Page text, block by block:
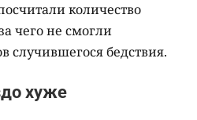
количество
чего не смогли
случившегося бедствия.
хуже